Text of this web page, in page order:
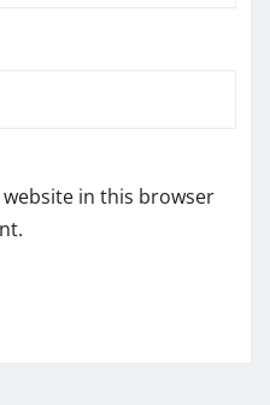
website in this browser